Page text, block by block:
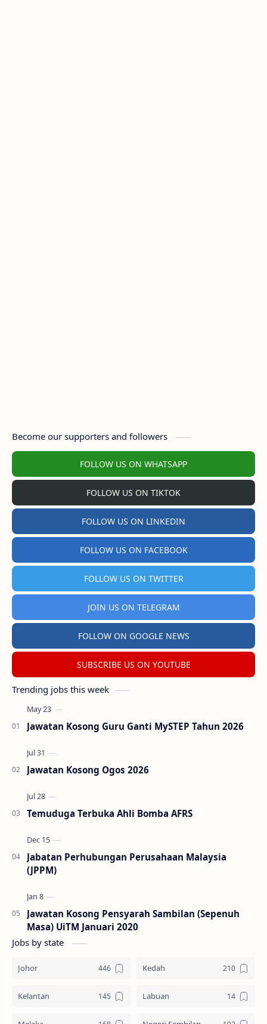
Become our supporters and followers
FOLLOW US ON WHATSAPP
FOLLOW US ON TIKTOK
FOLLOW US ON LINKEDIN
FOLLOW US ON FACEBOOK
FOLLOW US ON TWITTER
JOIN US ON TELEGRAM
FOLLOW ON GOOGLE NEWS
SUBSCRIBE US ON YOUTUBE
Trending jobs this week
Jawatan Kosong Guru Ganti MySTEP Tahun 2026
Jawatan Kosong Ogos 2026
Temuduga Terbuka Ahli Bomba AFRS
Jabatan Perhubungan Perusahaan Malaysia
(JPPM)
Jawatan Kosong Pensyarah Sambilan (Sepenuh
Masa) UiTM Januari 2020
Jobs by state
Johor Kedah
Kelantan Labuan